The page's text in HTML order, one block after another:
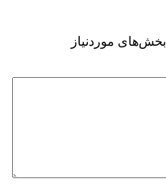
بخش‌های موردنیاز